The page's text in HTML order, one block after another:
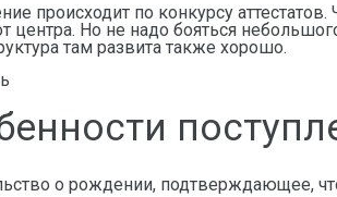
происходит по конкурсу
центра. Но не надо бояться
там развита также хорошо.
о рождении, подтверждающее,